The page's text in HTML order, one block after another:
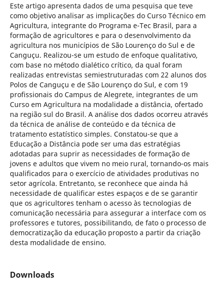
Este artigo apresenta dados de uma pesquisa que teve
como objetivo analisar as implicações do Curso Técnico em
Agricultura, integrante do Programa e-Tec Brasil, para a
formação de agricultores e para o desenvolvimento da
agricultura nos municípios de São Lourenço do Sul e de
Canguçu. Realizou-se um estudo de enfoque qualitativo,
com base no método dialético crítico, da qual foram
realizadas entrevistas semiestruturadas com 22 alunos dos
Polos de Canguçu e de São Lourenço do Sul, e com 19
profissionais do Campus de Alegrete, integrantes de um
Curso em Agricultura na modalidade a distância, ofertado
na região sul do Brasil. A análise dos dados ocorreu através
da técnica de análise de conteúdo e da técnica de
tratamento estatístico simples. Constatou-se que a
Educação a Distância pode ser uma das estratégias
adotadas para suprir as necessidades de formação de
jovens e adultos que vivem no meio rural, tornando-os mais
qualificados para o exercício de atividades produtivas no
setor agrícola. Entretanto, se reconhece que ainda há
necessidade de qualificar estes espaços e de se garantir
que os agricultores tenham o acesso às tecnologias de
comunicação necessária para assegurar a interface com os
professores e tutores, possibilitando, de fato o processo de
democratização da educação proposto a partir da criação
desta modalidade de ensino.
Downloads